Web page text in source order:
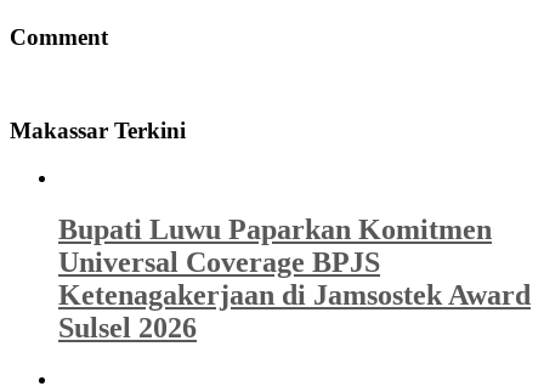
Comment
Makassar Terkini
Bupati Luwu Paparkan Komitmen
Universal Coverage BPJS
Ketenagakerjaan di Jamsostek Award
Sulsel 2026